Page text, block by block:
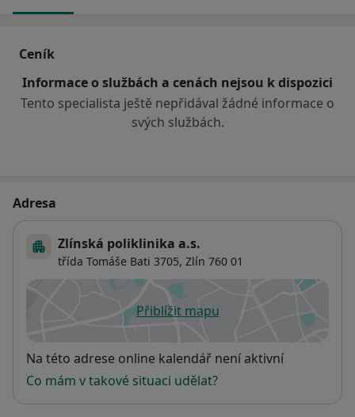
Ceník
Informace o službách a cenách nejsou k dispozici
Tento specialista ještě nepřidával žádné informace o
svých službách.
Adresa
Zlínská poliklinika a.s.
třída Tomáše Bati 3705, Zlín 760 01
Přiblížit mapuse otevře v nové záložce
Dostupnost
Na této adrese online kalendář není aktivní
Co mám v takové situaci udělat?